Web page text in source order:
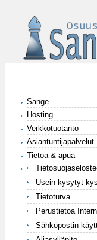
Hyppää pääsisältöön
Sange
Hosting
Verkkotuotanto
Asiantuntijapalvelut
Tietoa & apua
Usein kysytyt
Tietoturva
Perustietoa
Sähköpostin